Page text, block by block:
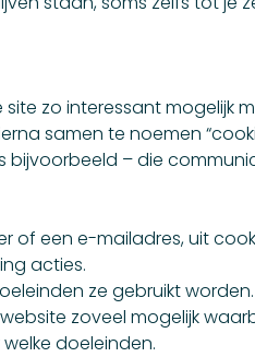
zo interessant mogelijk
samen te noemen
bijvoorbeeld – die
of een e-mailadres, uit
acties.
ze gebruikt
zoveel mogelijk
doeleinden.